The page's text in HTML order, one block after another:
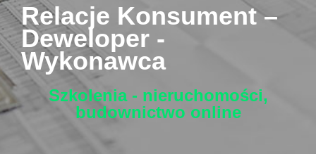
Relacje Konsument –
Deweloper -
Wykonawca
Szkolenia - nieruchomości,
budownictwo online